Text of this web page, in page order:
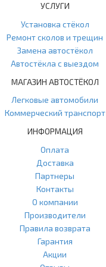
УСЛУГИ
Установка стёкол
Ремонт сколов и трещин
Замена автостёкол
Автостёкла с выездом
МАГАЗИН АВТОСТЁКОЛ
Легковые автомобили
Коммерческий транспорт
ИНФОРМАЦИЯ
Оплата
Доставка
Партнеры
Контакты
О компании
Производители
Правила возврата
Гарантия
Акции